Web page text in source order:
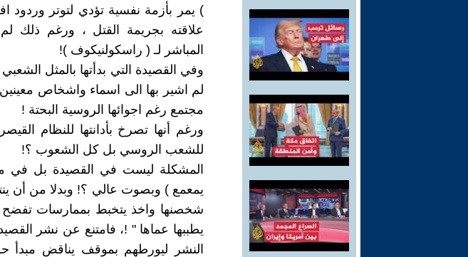
) يمر بأزمة نفسية تؤدي لتوتر
علاقته بجريمة القتل ، ورغم ذلك
المباشر لـ ( راسكولنيكوف )!
وفي القصيدة التي بدأتها بالمثل
لم اشير بها الى اسماء واشخاص
مجتمع رغم اجوائها الروسية البحتة !
ورغم أنها تصرخ بأدانتها للنظام
للشعب الروسي بل كل الشعوب ؟!
المشكلة ليست في القصيدة بل
يمعمع ) وبصوت عالي ؟! وبدلا من أن
شخصنها واخذ يتخبط بممارسات تفضح
يطببها عماها " !، فامتنع عن نشر
النشر ليورطهم بموقف يناقض مبدأ